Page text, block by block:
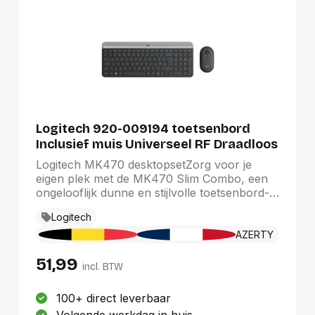
Logitech 920-009194 toetsenbord
Inclusief muis Universeel RF Draadloos
AZERTY Belgisch Grafiet
Logitech MK470 desktopsetZorg voor je
eigen plek met de MK470 Slim Combo, een
ongelooflijk dunne en stijlvolle toetsenbord-
stiller te werk kunt gaan, zelfs op de kleinste
bureaus. De minimalistische look
visueel statement dat je set-up naar een
compacte ontwerp is het een plezier om met
het toetsenbord en de muis te werken. De
Logitech
AZERTY
51,99 incl. BTW
100+ direct leverbaar